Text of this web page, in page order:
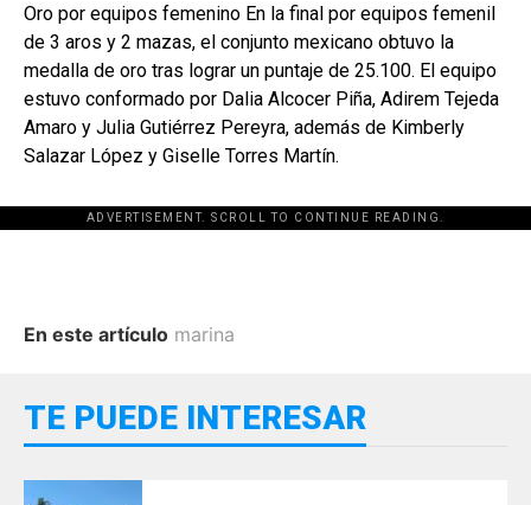
Oro por equipos femenino En la final por equipos femenil
de 3 aros y 2 mazas, el conjunto mexicano obtuvo la
medalla de oro tras lograr un puntaje de 25.100. El equipo
estuvo conformado por Dalia Alcocer Piña, Adirem Tejeda
Amaro y Julia Gutiérrez Pereyra, además de Kimberly
Salazar López y Giselle Torres Martín.
ADVERTISEMENT. SCROLL TO CONTINUE READING.
En este artículo marina
TE PUEDE INTERESAR